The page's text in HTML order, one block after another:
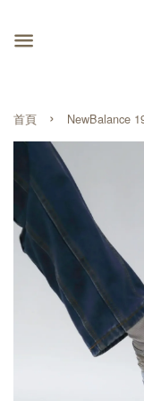
首頁 › NewBalance